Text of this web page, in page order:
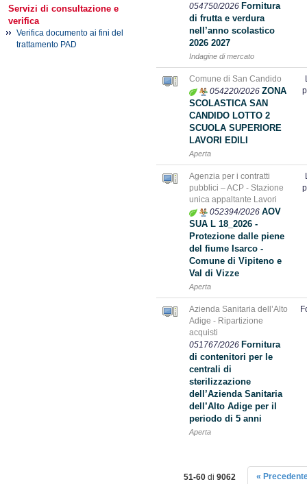
Servizi di consultazione e
verifica
Verifica documento ai fini del
trattamento PAD
054750/2026 Fornitura
di frutta e verdura
nell’anno scolastico
2026 2027
Indagine di mercato
Comune di San Candido
054220/2026 ZONA
SCOLASTICA SAN
CANDIDO LOTTO 2
SCUOLA SUPERIORE
LAVORI EDILI
Aperta
Agenzia per i contratti
pubblici – ACP - Stazione
unica appaltante Lavori
052394/2026 AOV
SUA L 18_2026 -
Protezione dalle piene
del fiume Isarco -
Comune di Vipiteno e
Val di Vizze
Aperta
Azienda Sanitaria dell’Alto
Adige - Ripartizione
acquisti
051767/2026 Fornitura
di contenitori per le
centrali di
sterilizzazione
dell’Azienda Sanitaria
dell’Alto Adige per il
periodo di 5 anni
Aperta
51-60 di 9062 «